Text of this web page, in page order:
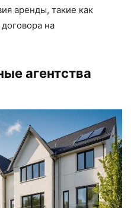
аренды, такие как
на
агентства